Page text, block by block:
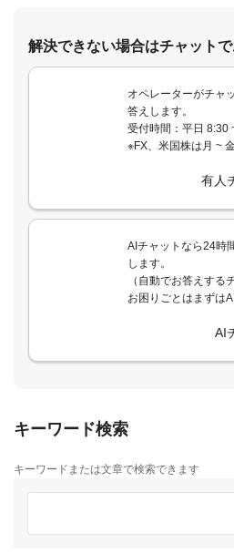
解決できない場合はチャットで
オペレーターがチャ
答えします。
受付時間：平日 8:30
※FX、米国株は月 ~
有人
AIチャットなら24時
します。
（自動でお答えする
お困りごとはまずは
AI
キーワード検索
キーワードまたは文章で検索できます